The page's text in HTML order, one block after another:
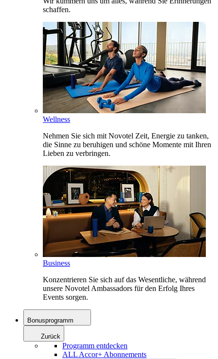
schaffen.
Wellness
Nehmen Sie sich mit Novotel Zeit, Energie zu tanken,
die Sinne zu beruhigen und schöne Momente mit Ihren
Lieben zu verbringen.
Business
Konzentrieren Sie sich auf das Wesentliche, während
unsere Novotel Ambassadors für den Erfolg Ihres
Events sorgen.
Bonusprogramm
Zurück
Programm entdecken
ALL Accor+ Abonnements